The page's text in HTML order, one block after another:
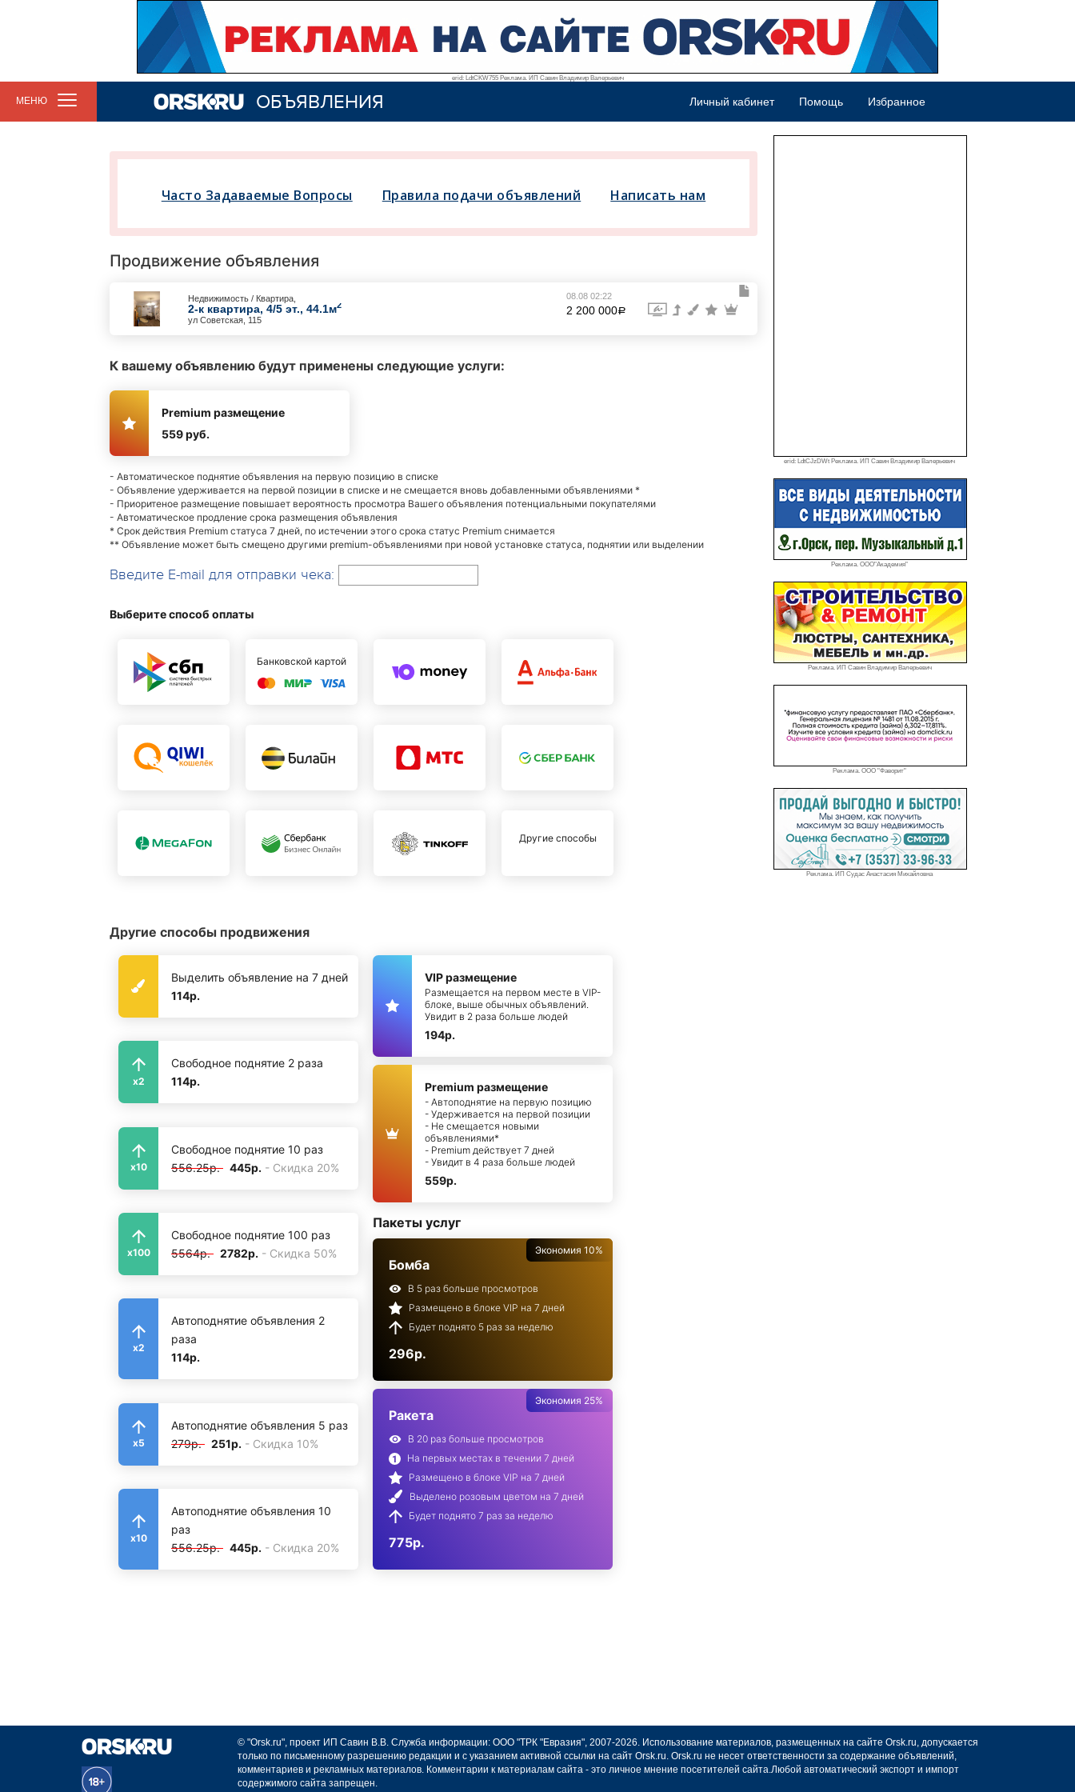
erid: LdtCKW755 Реклама. ИП Савин Владимир Валерьевич
МЕНЮ ОБЪЯВЛЕНИЯ Личный кабинет Помощь Избранное
erid: LdtCJzDWt Реклама. ИП Савин Владимир Валерьевич
Реклама. ООО"Академия"
Реклама. ИП Савин Владимир Валерьевич
Реклама. ООО "Фаворит"
Реклама. ИП Судас Анастасия Михайловна
Часто Задаваемые Вопросы Правила подачи объявлений Написать нам
Продвижение объявления
Недвижимость / Квартира,
2-к квартира, 4/5 эт., 44.1м2
ул Советская, 115
08.08 02:22
2 200 000a
К вашему объявлению будут применены следующие услуги:
Premium размещение
559 руб.
- Автоматическое поднятие объявления на первую позицию в списке
- Объявление удерживается на первой позиции в списке и не смещается вновь добавленными объявлениями *
- Приоритеное размещение повышает вероятность просмотра Вашего объявления потенциальными покупателями
- Автоматическое продление срока размещения объявления
* Срок действия Premium статуса 7 дней, по истечении этого срока статус Premium снимается
** Объявление может быть смещено другими premium-объявлениями при новой установке статуса, поднятии или выделении
Введите E-mail для отправки чека:
Выберите способ оплаты
Банковской картой
Другие способы
Другие способы продвижения
Выделить объявление на 7 дней
114р.
x2
Свободное поднятие 2 раза
114р.
x10
Свободное поднятие 10 раз
556.25р. 445р. - Скидка 20%
x100
Свободное поднятие 100 раз
5564р. 2782р. - Скидка 50%
x2
Автоподнятие объявления 2
раза
114р.
x5
Автоподнятие объявления 5 раз
279р. 251р. - Скидка 10%
x10
Автоподнятие объявления 10
раз
556.25р. 445р. - Скидка 20%
VIP размещение
Размещается на первом месте в VIP-
блоке, выше обычных объявлений.
Увидит в 2 раза больше людей
194р.
Premium размещение
- Автоподнятие на первую позицию
- Удерживается на первой позиции
- Не смещается новыми
объявлениями*
- Premium действует 7 дней
- Увидит в 4 раза больше людей
559р.
Пакеты услуг
Экономия 10%
Бомба
В 5 раз больше просмотров
Размещено в блоке VIP на 7 дней
Будет поднято 5 раз за неделю
296р.
Экономия 25%
Ракета
В 20 раз больше просмотров
На первых местах в течении 7 дней
Размещено в блоке VIP на 7 дней
Выделено розовым цветом на 7 дней
Будет поднято 7 раз за неделю
775р.
© "Orsk.ru", проект ИП Савин В.В. Служба информации: ООО "ТРК "Евразия", 2007-2026. Использование материалов, размещенных на сайте Orsk.ru, допускается
только по письменному разрешению редакции и с указанием активной ссылки на сайт Orsk.ru. Orsk.ru не несет ответственности за содержание объявлений,
комментариев и рекламных материалов. Комментарии к материалам сайта - это личное мнение посетителей сайта.Любой автоматический экспорт и импорт
содержимого сайта запрещен.